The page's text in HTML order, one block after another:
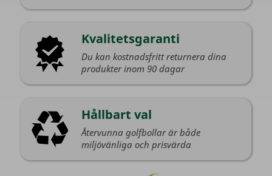
Kvalitetsgaranti
Du kan kostnadsfritt returnera dina
produkter inom 90 dagar
Hållbart val
Återvunna golfbollar är både
miljövänliga och prisvärda